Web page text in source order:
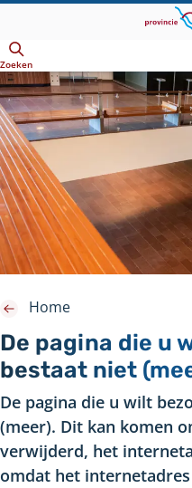
hoofdinhoud
Zoeken
De pagina die u
bestaat niet
Home
De pagina die u wilt
(meer). Dit kan komen
verwijderd, het
omdat het